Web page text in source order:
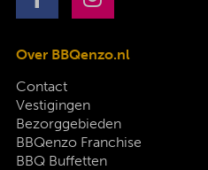
Over BBQenzo.nl
Contact
Vestigingen
Bezorggebieden
BBQenzo Franchise
BBQ Buffetten